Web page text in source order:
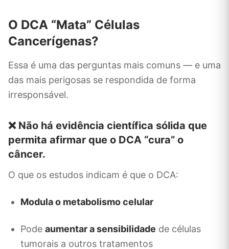
O DCA “Mata” Células
Cancerígenas?
Essa é uma das perguntas mais comuns — e uma
das mais perigosas se respondida de forma
irresponsável.
❌ Não há evidência científica sólida que
permita afirmar que o DCA “cura” o
câncer.
O que os estudos indicam é que o DCA:
Modula o metabolismo celular
Pode aumentar a sensibilidade de células
tumorais a outros tratamentos